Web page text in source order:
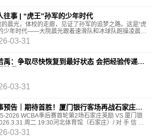
往事 | “虎王”孙军的少年时代
的晨光，体校的走廊，见证了孙军的追梦之路。这是“虎
少年时代——大院晨光跟着速滑队和冰球队跑操凌晨5
，长春市体训班运动员宿舍大院。天还浸在
03-31
禹：争取尽快恢复到最好状态 会把经验传递给
03-31
预告｜期待首胜！厦门银行客场再战石家庄英
2026 WCBA季后赛首轮第2场石家庄英励 VS 厦门银
河北体育馆（石家庄）/ 对 手 信 息 /
庄英励：常规赛战绩为7胜15负积29分，在
03-31